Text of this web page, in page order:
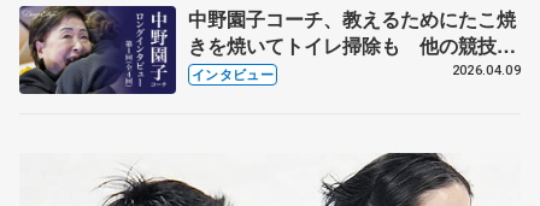
中野園子コーチ、教えるためにたこ焼
きを焼いてトイレ掃除も 他の競技に
も通用するという坂本花織の筋肉
インタビュー 2026.04.09